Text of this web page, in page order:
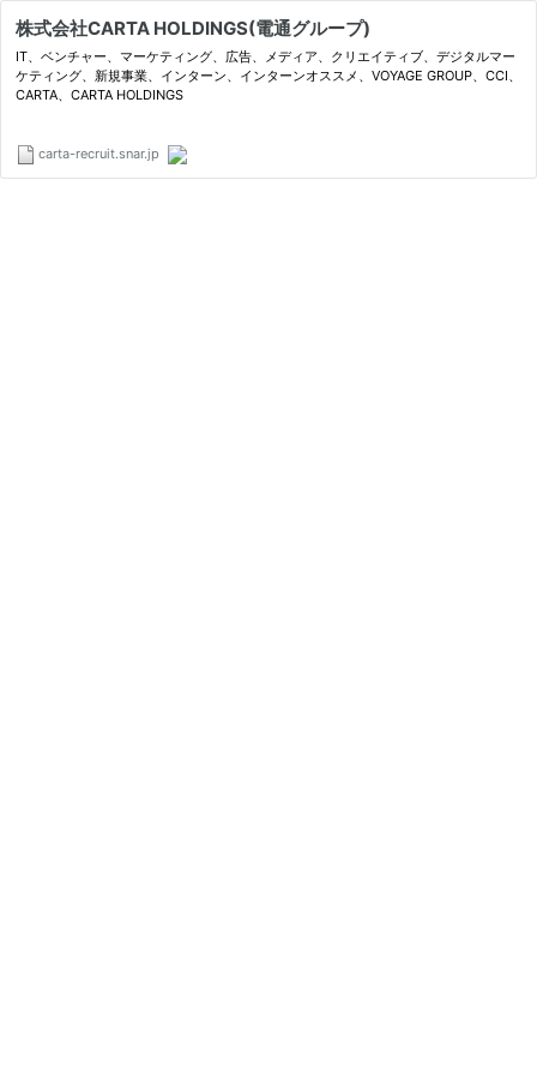
株式会社CARTA HOLDINGS(電通グループ)
IT、ベンチャー、マーケティング、広告、メディア、クリエイティブ、デジタルマー
ケティング、新規事業、インターン、インターンオススメ、VOYAGE GROUP、CCI、
CARTA、CARTA HOLDINGS
carta-recruit.snar.jp